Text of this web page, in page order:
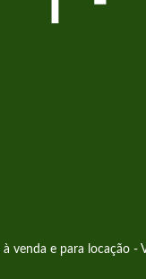
venda e para locação -